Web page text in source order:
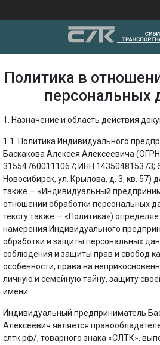
Политика в
персональных
1. Назначение и область действия
1.1. Политика Индивидуального
Баскакова Алексея Алексеевича
315547600111067; ИНН 143504815373;
Новосибирск, ул. Крылова, д. 3, кв. 57)
также — «Индивидуальный
отношении обработки персональных
тексту также — «Политика»)
намерения Индивидуального
обработки и защиты персональных
соблюдения и защиты прав и свобод
особенности, права на
личную и семейную тайну, защиту
имени.
Индивидуальный предприниматель
Алексеевич является
слтк.рф/, товарного знака «СЛТК»,